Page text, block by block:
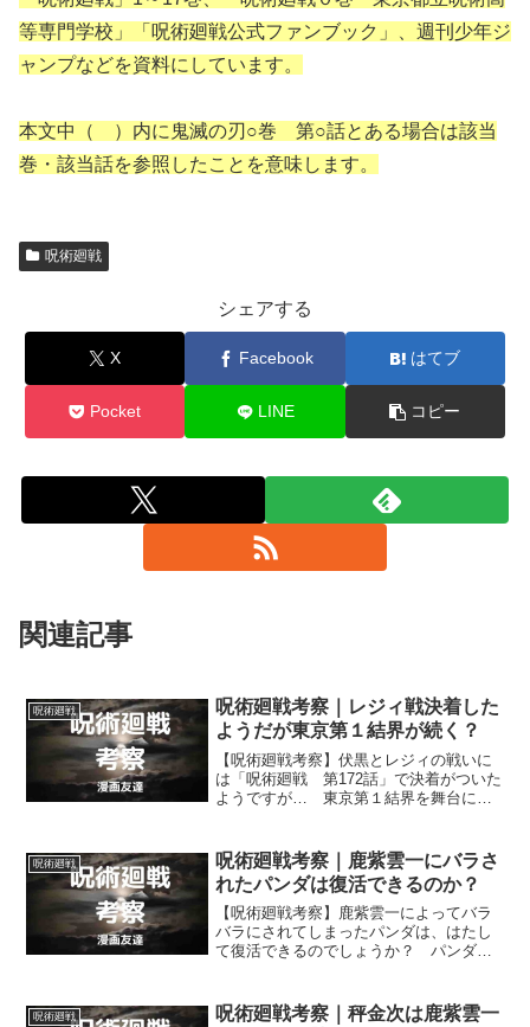
等専門学校」「呪術廻戦公式ファンブック」、週刊少年ジ
ャンプなどを資料にしています。
本文中（ ）内に鬼滅の刃○巻 第○話とある場合は該当
巻・該当話を参照したことを意味します。
呪術廻戦
シェアする
X Facebook はてブ
Pocket LINE コピー
関連記事
呪術廻戦
呪術廻戦考察｜レジィ戦決着した
ようだが東京第１結界が続く？
【呪術廻戦考察】伏黒とレジィの戦いに
は「呪術廻戦 第172話」で決着がついた
ようですが… 東京第１結界を舞台にし
の様子が描かれたりするようになるので
しょうか？
呪術廻戦
呪術廻戦考察｜鹿紫雲一にバラさ
れたパンダは復活できるのか？
【呪術廻戦考察】鹿紫雲一によってバラ
バラにされてしまったパンダは、はたし
て復活できるのでしょうか？ パンダは
壊されてしまったようですが、それでも
呪術廻戦
呪術廻戦考察｜秤金次は鹿紫雲一